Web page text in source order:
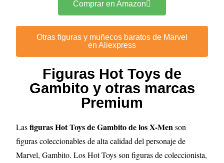
Comprar en Amazon
Otras figuras y muñecos baratos de Marvel
en Aliexpress
Figuras Hot Toys de
Gambito y otras marcas
Premium
Lasfiguras Hot Toys de Gambito de los X-Menson
figuras coleccionables de alta calidad del personaje de
Marvel, Gambito. Los Hot Toys son figuras de coleccionista,